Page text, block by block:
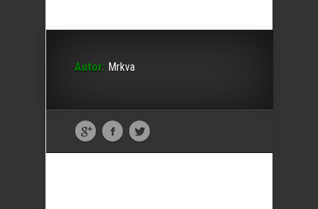
Autor: Mrkva